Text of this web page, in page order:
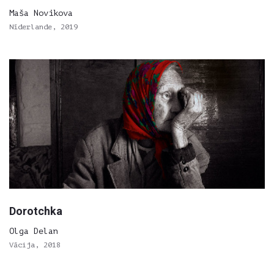
Maša Novikova
Nīderlande, 2019
Dorotchka
Olga Delan
Vācija, 2018